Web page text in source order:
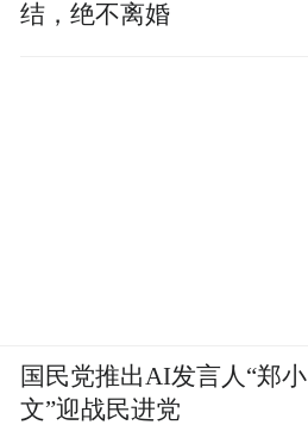
结，绝不离婚
国民党推出AI发言人“郑小
文”迎战民进党